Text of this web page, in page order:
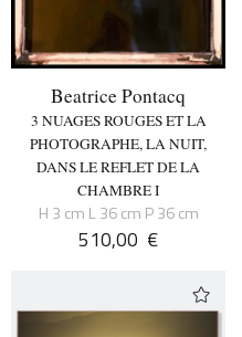
Beatrice Pontacq
3 NUAGES ROUGES ET LA
PHOTOGRAPHE, LA NUIT,
DANS LE REFLET DE LA
CHAMBRE I
H 3 cm L 36 cm P 36 cm
510,00 €